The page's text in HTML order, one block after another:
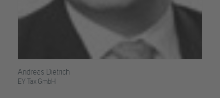
Andreas Dietrich
EY Tax GmbH